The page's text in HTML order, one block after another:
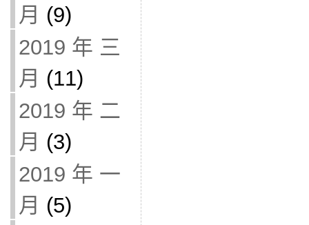
月 (9)
2019 年 三
月 (11)
2019 年 二
月 (3)
2019 年 一
月 (5)